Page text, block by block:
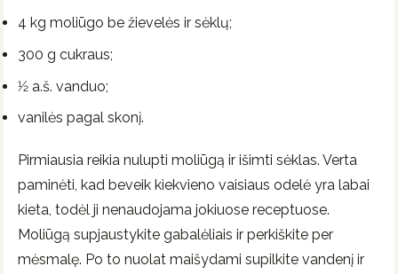
4 kg moliūgo be žievelės ir sėklų;
300 g cukraus;
1⁄2 a.š. vanduo;
vanilės pagal skonį.
Pirmiausia reikia nulupti moliūgą ir išimti sėklas. Verta
paminėti, kad beveik kiekvieno vaisiaus odelė yra labai
kieta, todėl ji nenaudojama jokiuose receptuose.
Moliūgą supjaustykite gabalėliais ir perkiškite per
mėsmalę. Po to nuolat maišydami supilkite vandenį ir